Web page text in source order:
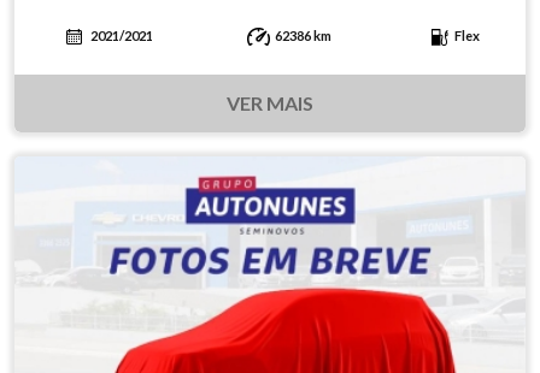
2021/2021 62386 km Flex
VER MAIS